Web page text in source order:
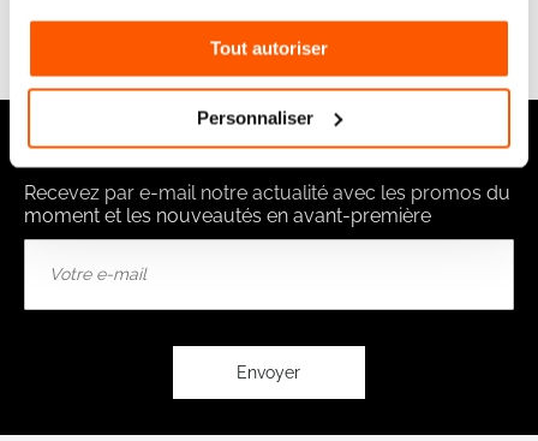
Tout autoriser
Personnaliser
Notre newsletter
Recevez par e-mail notre actualité avec les promos du
moment et les nouveautés en avant-première
Envoyer